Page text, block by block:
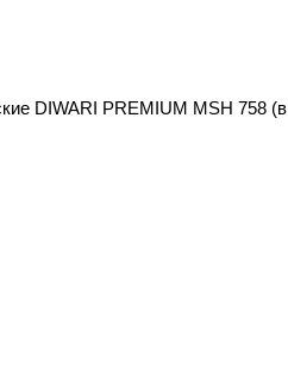
DIWARI PREMIUM MSH 758 (в